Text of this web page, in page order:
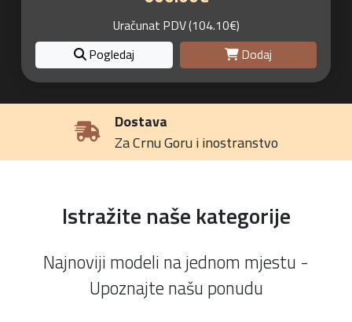
Uračunat PDV (104.10€)
Pogledaj
Dodaj
Dostava
Za Crnu Goru i inostranstvo
Istražite naše kategorije
Najnoviji modeli na jednom mjestu -
Upoznajte našu ponudu